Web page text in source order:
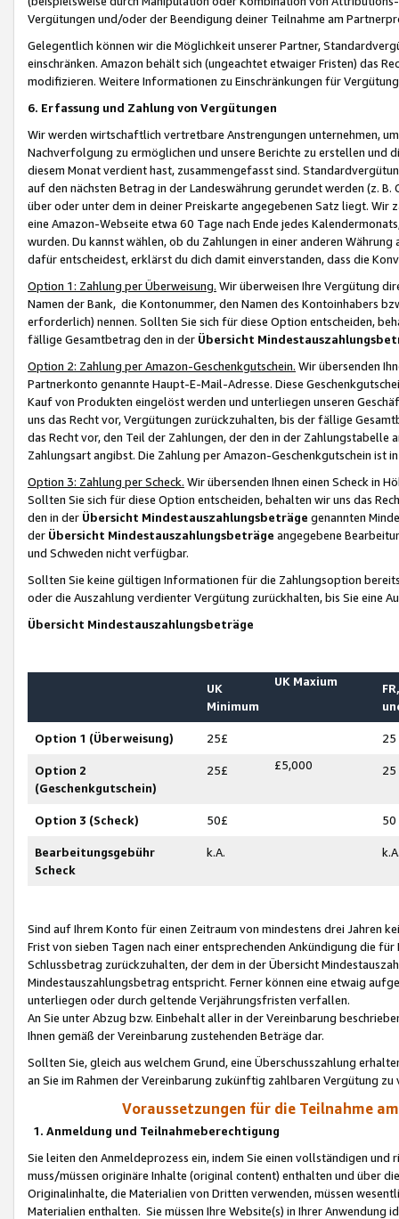
Vergütungen und/oder der Beendigung deiner Teilnahme am
Gelegentlich können wir die Möglichkeit unserer Partner,
einschränken. Amazon behält sich (ungeachtet etwaiger Fristen) das
modifizieren. Weitere Informationen zu Einschränkungen für
6. Erfassung und Zahlung von Vergütungen
Wir werden wirtschaftlich vertretbare Anstrengungen unternehmen,
Nachverfolgung zu ermöglichen und unsere Berichte zu erstellen und
diesem Monat verdient hast, zusammengefasst sind.
auf den nächsten Betrag in der Landeswährung gerundet werden (z.
über oder unter dem in deiner Preiskarte angegebenen Satz liegt.
eine Amazon-Webseite etwa 60 Tage nach Ende jedes
wurden. Du kannst wählen, ob du Zahlungen in einer anderen
dafür entscheidest, erklärst du dich damit einverstanden, dass die
Option 1: Zahlung per Überweisung. Wir überweisen Ihre Vergütung
Namen der Bank, die Kontonummer, den Namen des Kontoinhabers
erforderlich) nennen. Sollten Sie sich für diese Option entscheiden,
fällige Gesamtbetrag den in der Übersicht
Option 2: Zahlung per Amazon-Geschenkgutschein. Wir übersenden
Partnerkonto genannte Haupt-E-Mail-Adresse. Diese
Kauf von Produkten eingelöst werden und unterliegen unseren
uns das Recht vor, Vergütungen zurückzuhalten, bis der fällige
das Recht vor, den Teil der Zahlungen, der den in der
Zahlungsart angibst. Die Zahlung per Amazon-Geschenkgutschein ist
Option 3: Zahlung per Scheck. Wir übersenden Ihnen einen Scheck in
Sollten Sie sich für diese Option entscheiden, behalten wir uns das
den in der Übersicht Mindestauszahlungsbeträge genannten
der Übersicht Mindestauszahlungsbeträge angegebene
und Schweden nicht verfügbar.
Sollten Sie keine gültigen Informationen für die Zahlungsoption
oder die Auszahlung verdienter Vergütung zurückhalten, bis Sie
Übersicht Mindestauszahlungsbeträge
UK
Minimum
UK Maxium
Option 1 (Überweisung) 25£ 25
Option 2
(Geschenkgutschein)
25£ £5,000 25
Option 3 (Scheck) 50£ 50
Bearbeitungsgebühr
Scheck
k.A.
Sind auf Ihrem Konto für einen Zeitraum von mindestens drei Jahren
Frist von sieben Tagen nach einer entsprechenden Ankündigung die
Schlussbetrag zurückzuhalten, der dem in der Übersicht
Mindestauszahlungsbetrag entspricht. Ferner können eine etwaig
unterliegen oder durch geltende Verjährungsfristen verfallen.
An Sie unter Abzug bzw. Einbehalt aller in der Vereinbarung
Ihnen gemäß der Vereinbarung zustehenden Beträge dar.
Sollten Sie, gleich aus welchem Grund, eine Überschusszahlung
an Sie im Rahmen der Vereinbarung zukünftig zahlbaren Vergütung zu
Voraussetzungen für die Teilnahme
1. Anmeldung und Teilnahmeberechtigung
Sie leiten den Anmeldeprozess ein, indem Sie einen vollständigen
muss/müssen originäre Inhalte (original content) enthalten und über
Originalinhalte, die Materialien von Dritten verwenden, müssen
Materialien enthalten. Sie müssen Ihre Website(s) in Ihrer Anwendung